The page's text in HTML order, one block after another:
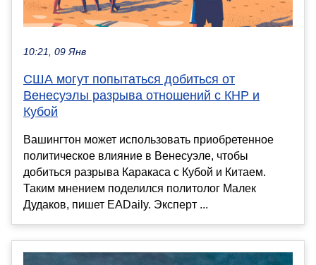
10:21, 09 Янв
США могут попытаться добиться от
Венесуэлы разрыва отношений с КНР и
Кубой
Вашингтон может использовать приобретенное
политическое влияние в Венесуэле, чтобы
добиться разрыва Каракаса с Кубой и Китаем.
Таким мнением поделился политолог Малек
Дудаков, пишет EADaily. Эксперт ...